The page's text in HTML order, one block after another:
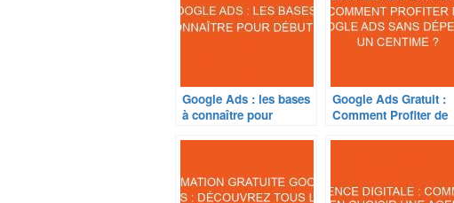
Google Ads : les bases
à connaître pour
Google Ads Gratuit :
Comment Profiter de